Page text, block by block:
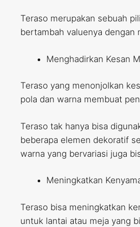
Teraso merupakan sebuah
bertambah valuenya dengan
Menghadirkan Kesan
Teraso yang menonjolkan
pola dan warna membuat
Teraso tak hanya bisa
beberapa elemen dekoratif
warna yang bervariasi juga
Meningkatkan
Teraso bisa meningkatkan
untuk lantai atau meja yang